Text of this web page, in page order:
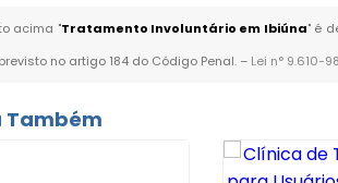
acima "Tratamento Involuntário em Ibiúna" é
no artigo 184 do Código Penal. – Lei n° 9.610-
Também